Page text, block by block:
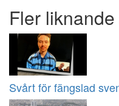
Fler
Svårt för fängslad